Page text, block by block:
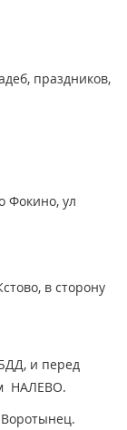
праздников,
Фокино, ул
в сторону
и перед
НАЛЕВО.